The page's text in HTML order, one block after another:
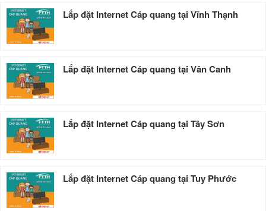
Lắp đặt Internet Cáp quang tại Vĩnh Thạnh
Lắp đặt Internet Cáp quang tại Vân Canh
Lắp đặt Internet Cáp quang tại Tây Sơn
Lắp đặt Internet Cáp quang tại Tuy Phước